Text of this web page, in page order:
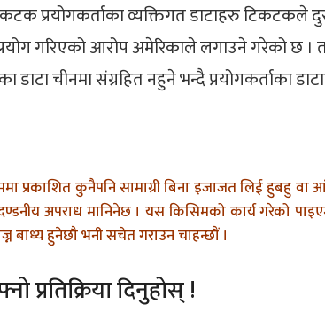
प्रयोगकर्ताका व्यक्तिगत डाटाहरु टिकटकले
प्रयोग गरिएको आरोप अमेरिकाले लगाउने गरेको छ
डाटा चीनमा संग्रहित नहुने भन्दै प्रयोगकर्ताका
प्रकाशित कुनैपनि सामाग्री बिना इजाजत लिई हुबहु वा
अपराध मानिनेछ । यस किसिमको कार्य गरेको
बाध्य हुनेछौ भनी सचेत गराउन चाहन्छौं ।
प्रतिक्रिया दिनुहोस् !